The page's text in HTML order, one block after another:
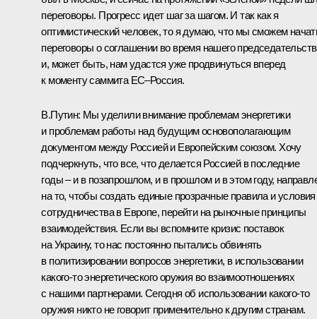
переговоры. Прогресс идет шаг за шагом. И так как я
оптимистический человек, то я думаю, что мы сможем
переговоры о соглашении во время нашего
и, может быть, нам удастся уже продвинуться вперед
к моменту саммита ЕС–Россия.
В.Путин: Мы уделили внимание проблемам энергетики
и проблемам работы над будущим основополагающим
документом между Россией и Европейским союзом. Хочу
подчеркнуть, что все, что делается Россией в последние
годы – и в позапрошлом, и в прошлом и в этом году,
на то, чтобы создать единые прозрачные правила и условия
сотрудничества в Европе, перейти на рыночные принципы
взаимодействия. Если вы вспомните кризис поставок
на Украину, то нас постоянно пытались обвинять
в политизировании вопросов энергетики, в использовании
какого‑то энергетического оружия во взаимоотношениях
с нашими партнерами. Сегодня об использовании какого‑то
оружия никто не говорит применительно к другим странам.